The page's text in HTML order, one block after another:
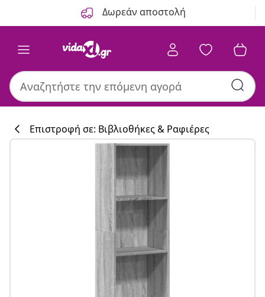
Δωρεάν αποστολή
#sharemevidaxl
Επιστροφή σε: Βιβλιοθήκες & Ραφιέρες